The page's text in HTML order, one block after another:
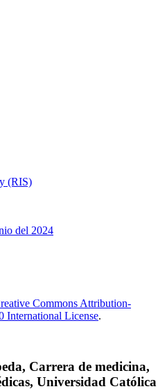
(RIS)
del 2024
Commons Attribution-
International License.
Carrera de medicina,
Universidad Católica